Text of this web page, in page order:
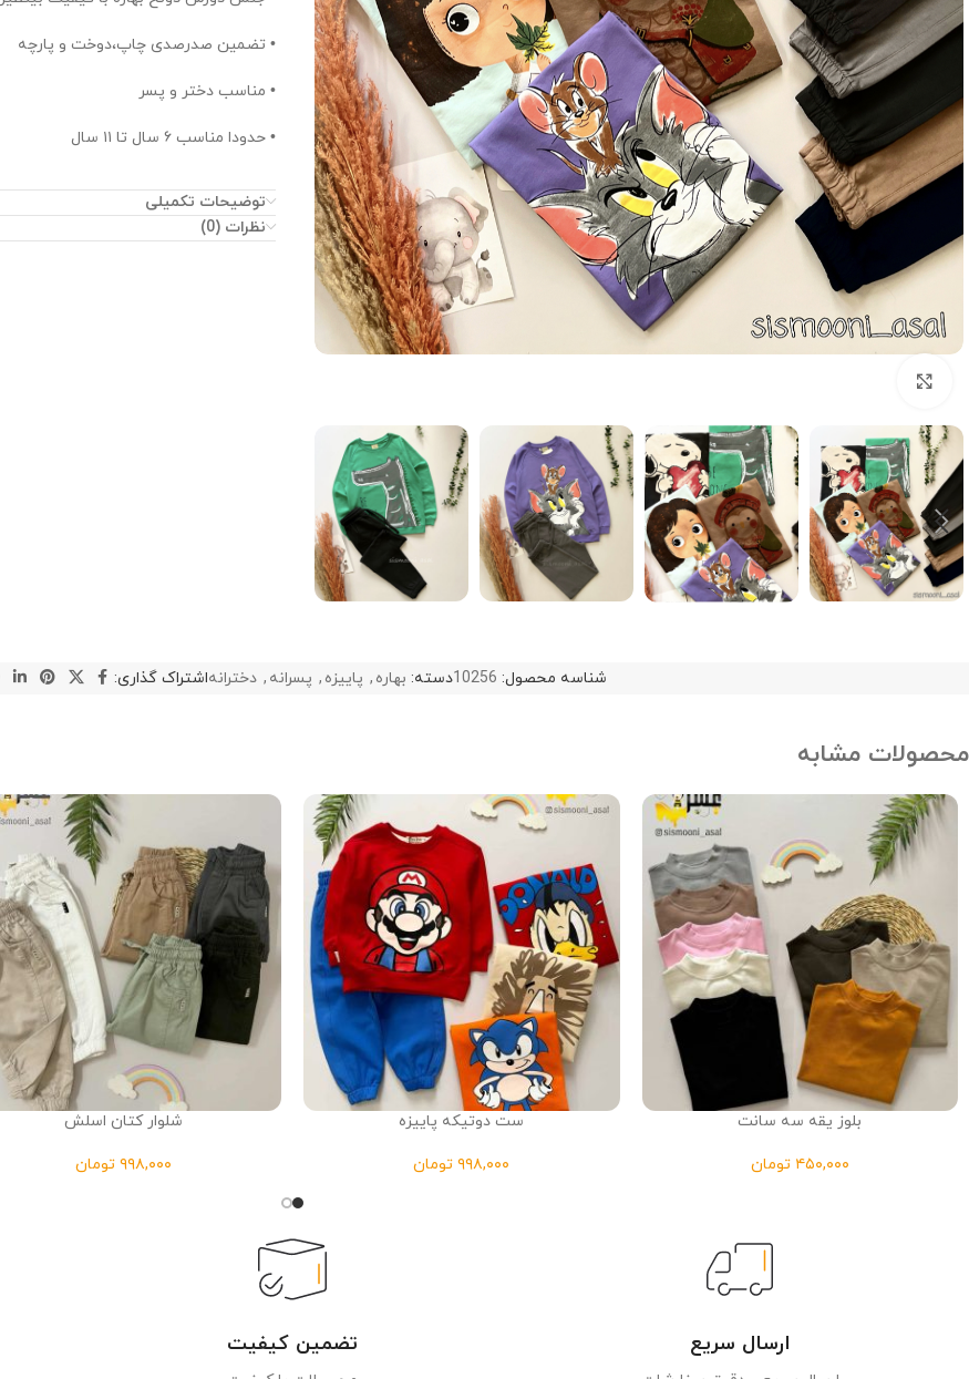
• تضمین صدرصدی چاپ،دوخت و پارچه
• مناسب دختر و پسر
• حدودا مناسب ۶ سال تا ۱۱ سال
توضیحات تکمیلی
نظرات (0)
شناسه محصول: 10256دسته: بهاره , پاییزه , پسرانه , دخترانهاشتراک گذاری:
محصولات مشابه
بلوز یقه سه سانت
تومان
ست دوتیکه پاییزه
تومان
شلوار کتان اسلش
تومان
ارسال سریع تضمین کیفیت